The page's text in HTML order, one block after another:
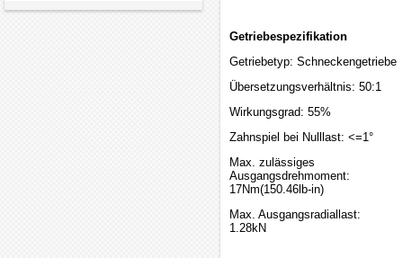
Getriebespezifikation
Getriebetyp: Schneckengetriebe
Übersetzungsverhältnis: 50:1
Wirkungsgrad: 55%
Zahnspiel bei Nulllast: <=1°
Max. zulässiges
Ausgangsdrehmoment:
17Nm(150.46lb-in)
Max. Ausgangsradiallast:
1.28kN